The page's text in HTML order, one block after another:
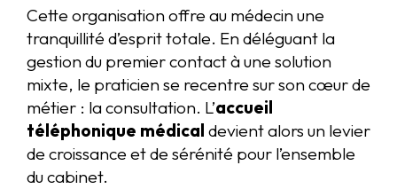
Cette organisation offre au médecin une
tranquillité d’esprit totale. En déléguant la
gestion du premier contact à une solution
mixte, le praticien se recentre sur son cœur de
métier : la consultation. L’accueil
téléphonique médical devient alors un levier
de croissance et de sérénité pour l’ensemble
du cabinet.